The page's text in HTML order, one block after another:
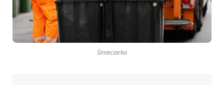
Śmieciarka